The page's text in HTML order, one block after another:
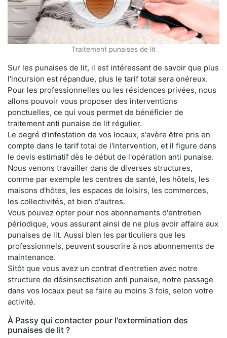
Traitement punaises de lit
Sur les punaises de lit, il est intéressant de savoir que plus
l'incursion est répandue, plus le tarif total sera onéreux.
Pour les professionnelles ou les résidences privées, nous
allons pouvoir vous proposer des interventions
ponctuelles, ce qui vous permet de bénéficier de
traitement anti punaise de lit régulier.
Le degré d'infestation de vos locaux, s'avère être pris en
compte dans le tarif total de l'intervention, et il figure dans
le devis estimatif dès le début de l'opération anti punaise.
Nous venons travailler dans de diverses structures,
comme par exemple les centres de santé, les hôtels, les
maisons d'hôtes, les espaces de loisirs, les commerces,
les collectivités, et bien d'autres.
Vous pouvez opter pour nos abonnements d'entretien
périodique, vous assurant ainsi de ne plus avoir affaire aux
punaises de lit. Aussi bien les particuliers que les
professionnels, peuvent souscrire à nos abonnements de
maintenance.
Sitôt que vous avez un contrat d'entretien avec notre
structure de désinsectisation anti punaise, notre passage
dans vos locaux peut se faire au moins 3 fois, selon votre
activité.
À Passy qui contacter pour l'extermination des
punaises de lit ?